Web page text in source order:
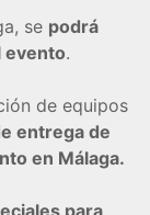
se podrá
evento.
de equipos
entrega de
en Málaga.
para